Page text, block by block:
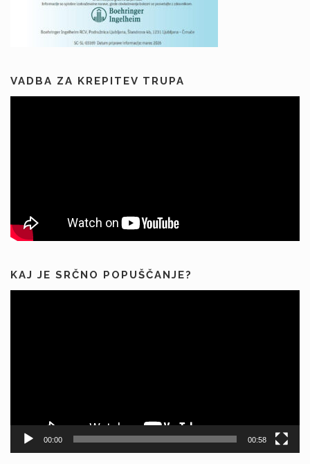
VADBA ZA KREPITEV TRUPA
KAJ JE SRČNO POPUŠČANJE?
00:00 00:58